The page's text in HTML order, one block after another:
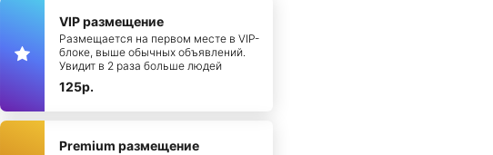
VIP размещение
Размещается на первом месте в VIP-
блоке, выше обычных объявлений.
Увидит в 2 раза больше людей
125р.
Premium размещение